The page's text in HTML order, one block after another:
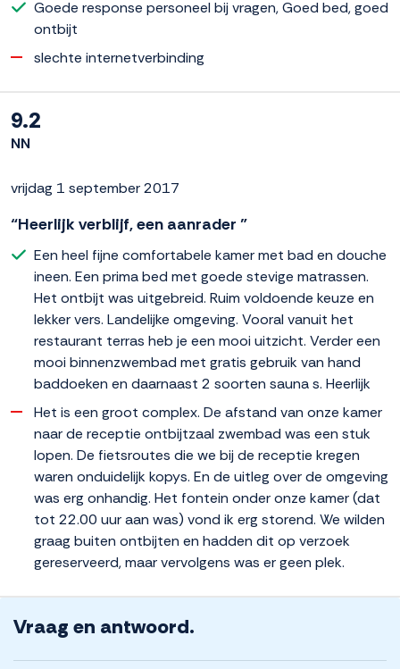
Goede response personeel bij vragen, Goed bed, goed
ontbijt
slechte internetverbinding
9.2
NN
vrijdag 1 september 2017
“Heerlijk verblijf, een aanrader ”
Een heel fijne comfortabele kamer met bad en douche
ineen. Een prima bed met goede stevige matrassen.
Het ontbijt was uitgebreid. Ruim voldoende keuze en
lekker vers. Landelijke omgeving. Vooral vanuit het
restaurant terras heb je een mooi uitzicht. Verder een
mooi binnenzwembad met gratis gebruik van hand
baddoeken en daarnaast 2 soorten sauna s. Heerlijk
Het is een groot complex. De afstand van onze kamer
naar de receptie ontbijtzaal zwembad was een stuk
lopen. De fietsroutes die we bij de receptie kregen
waren onduidelijk kopys. En de uitleg over de omgeving
was erg onhandig. Het fontein onder onze kamer (dat
tot 22.00 uur aan was) vond ik erg storend. We wilden
graag buiten ontbijten en hadden dit op verzoek
gereserveerd, maar vervolgens was er geen plek.
Vraag en antwoord.